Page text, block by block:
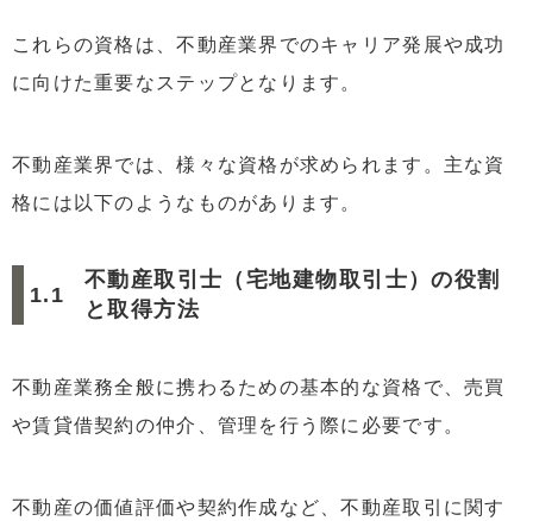
4.2テクノロジーと市場の変化が資格に与える影響
5まとめ：不動産投資資格取得の重要性とその効果
これらの資格は、不動産業界でのキャリア発展や成功
に向けた重要なステップとなります。
不動産業界では、様々な資格が求められます。主な資
格には以下のようなものがあります。
不動産取引士（宅地建物取引士）の役割
と取得方法
不動産業務全般に携わるための基本的な資格で、売買
や賃貸借契約の仲介、管理を行う際に必要です。
不動産の価値評価や契約作成など、不動産取引に関す